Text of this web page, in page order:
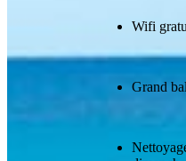
Wifi
Grand